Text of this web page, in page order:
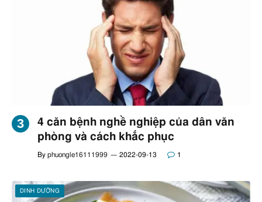
4 căn bệnh nghề nghiệp của dân văn
phòng và cách khắc phục
By phuongle16111999 2022-09-13 1
DINH DƯỠNG